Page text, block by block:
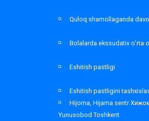
Quloq shamollaganda
Bolalarda ekssudativ o’rta
Eshitish pastligi
Eshitish pastligini
Hijoma, Hijama sentr
Yunusobod Toshkent